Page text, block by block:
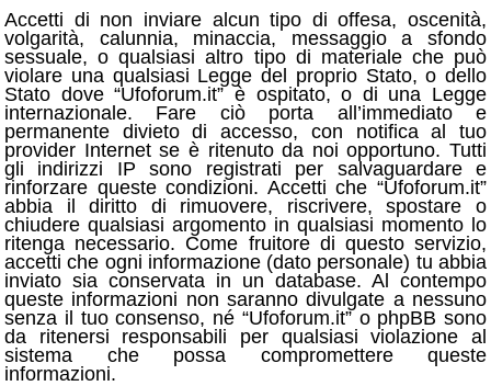
Accetti di non inviare alcun tipo di offesa, oscenità,
volgarità, calunnia, minaccia, messaggio a sfondo
sessuale, o qualsiasi altro tipo di materiale che può
violare una qualsiasi Legge del proprio Stato, o dello
Stato dove “Ufoforum.it” è ospitato, o di una Legge
internazionale. Fare ciò porta all’immediato e
permanente divieto di accesso, con notifica al tuo
provider Internet se è ritenuto da noi opportuno. Tutti
gli indirizzi IP sono registrati per salvaguardare e
rinforzare queste condizioni. Accetti che “Ufoforum.it”
abbia il diritto di rimuovere, riscrivere, spostare o
chiudere qualsiasi argomento in qualsiasi momento lo
ritenga necessario. Come fruitore di questo servizio,
accetti che ogni informazione (dato personale) tu abbia
inviato sia conservata in un database. Al contempo
queste informazioni non saranno divulgate a nessuno
senza il tuo consenso, né “Ufoforum.it” o phpBB sono
da ritenersi responsabili per qualsiasi violazione al
sistema che possa compromettere queste
informazioni.